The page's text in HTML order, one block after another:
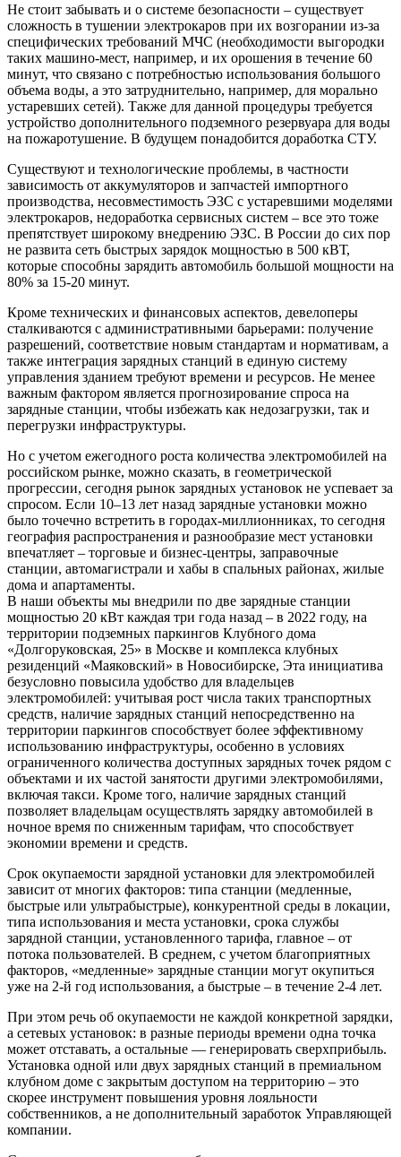
Не стоит забывать и о системе безопасности – существует
сложность в тушении электрокаров при их возгорании из-за
специфических требований МЧС (необходимости выгородки
таких машино-мест, например, и их орошения в течение 60
минут, что связано с потребностью использования большого
объема воды, а это затруднительно, например, для морально
устаревших сетей). Также для данной процедуры требуется
устройство дополнительного подземного резервуара для воды
на пожаротушение. В будущем понадобится доработка СТУ.
Существуют и технологические проблемы, в частности
зависимость от аккумуляторов и запчастей импортного
производства, несовместимость ЭЗС с устаревшими моделями
электрокаров, недоработка сервисных систем – все это тоже
препятствует широкому внедрению ЭЗС. В России до сих пор
не развита сеть быстрых зарядок мощностью в 500 кВТ,
которые способны зарядить автомобиль большой мощности на
80% за 15-20 минут.
Кроме технических и финансовых аспектов, девелоперы
сталкиваются с административными барьерами: получение
разрешений, соответствие новым стандартам и нормативам, а
также интеграция зарядных станций в единую систему
управления зданием требуют времени и ресурсов. Не менее
важным фактором является прогнозирование спроса на
зарядные станции, чтобы избежать как недозагрузки, так и
перегрузки инфраструктуры.
Но с учетом ежегодного роста количества электромобилей на
российском рынке, можно сказать, в геометрической
прогрессии, сегодня рынок зарядных установок не успевает за
спросом. Если 10–13 лет назад зарядные установки можно
было точечно встретить в городах-миллионниках, то сегодня
география распространения и разнообразие мест установки
впечатляет – торговые и бизнес-центры, заправочные
станции, автомагистрали и хабы в спальных районах, жилые
дома и апартаменты.
В наши объекты мы внедрили по две зарядные станции
мощностью 20 кВт каждая три года назад – в 2022 году, на
территории подземных паркингов Клубного дома
«Долгоруковская, 25» в Москве и комплекса клубных
резиденций «Маяковский» в Новосибирске, Эта инициатива
безусловно повысила удобство для владельцев
электромобилей: учитывая рост числа таких транспортных
средств, наличие зарядных станций непосредственно на
территории паркингов способствует более эффективному
использованию инфраструктуры, особенно в условиях
ограниченного количества доступных зарядных точек рядом с
объектами и их частой занятости другими электромобилями,
включая такси. Кроме того, наличие зарядных станций
позволяет владельцам осуществлять зарядку автомобилей в
ночное время по сниженным тарифам, что способствует
экономии времени и средств.
Срок окупаемости зарядной установки для электромобилей
зависит от многих факторов: типа станции (медленные,
быстрые или ультрабыстрые), конкурентной среды в локации,
типа использования и места установки, срока службы
зарядной станции, установленного тарифа, главное – от
потока пользователей. В среднем, с учетом благоприятных
факторов, «медленные» зарядные станции могут окупиться
уже на 2-й год использования, а быстрые – в течение 2-4 лет.
При этом речь об окупаемости не каждой конкретной зарядки,
а сетевых установок: в разные периоды времени одна точка
может отставать, а остальные — генерировать сверхприбыль.
Установка одной или двух зарядных станций в премиальном
клубном доме с закрытым доступом на территорию – это
скорее инструмент повышения уровня лояльности
собственников, а не дополнительный заработок Управляющей
компании.